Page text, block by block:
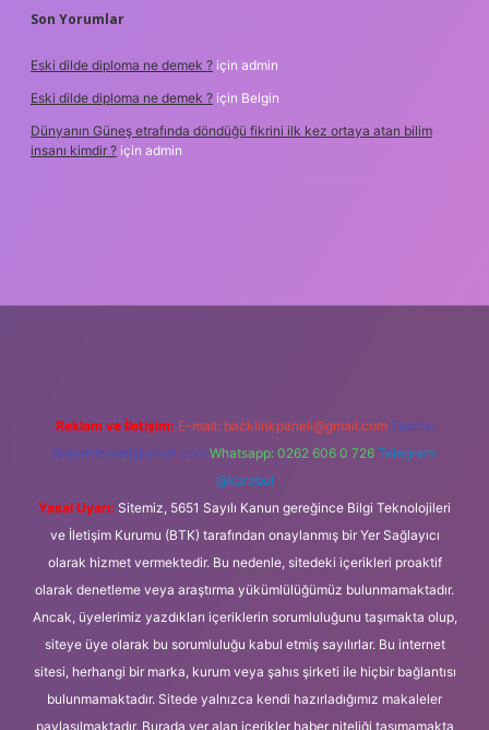
Son Yorumlar
Eski dilde diploma ne demek ? için admin
Eski dilde diploma ne demek ? için Belgin
Dünyanın Güneş etrafında döndüğü fikrini ilk kez ortaya atan bilim
insanı kimdir ? için admin
Reklam ve İletişim: E-mail: backlinkpaneli@gmail.com Teams:
forumhizmeti@gmail.com Whatsapp: 0262 606 0 726 Telegram:
@karabul
Yasal Uyarı: Sitemiz, 5651 Sayılı Kanun gereğince Bilgi Teknolojileri
ve İletişim Kurumu (BTK) tarafından onaylanmış bir Yer Sağlayıcı
olarak hizmet vermektedir. Bu nedenle, sitedeki içerikleri proaktif
olarak denetleme veya araştırma yükümlülüğümüz bulunmamaktadır.
Ancak, üyelerimiz yazdıkları içeriklerin sorumluluğunu taşımakta olup,
siteye üye olarak bu sorumluluğu kabul etmiş sayılırlar. Bu internet
sitesi, herhangi bir marka, kurum veya şahıs şirketi ile hiçbir bağlantısı
bulunmamaktadır. Sitede yalnızca kendi hazırladığımız makaleler
paylaşılmaktadır. Burada yer alan içerikler haber niteliği taşımamakta